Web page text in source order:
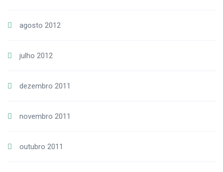
agosto 2012
julho 2012
dezembro 2011
novembro 2011
outubro 2011